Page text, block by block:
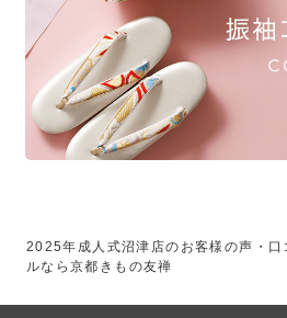
2025年成人式沼津店のお客様の声・口
ルなら京都きもの友禅